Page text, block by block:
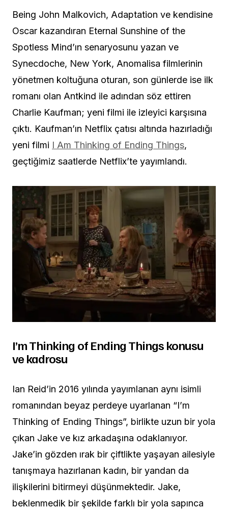
Being John Malkovich, Adaptation ve kendisine
Oscar kazandıran Eternal Sunshine of the
Spotless Mind’ın senaryosunu yazan ve
Synecdoche, New York, Anomalisa filmlerinin
yönetmen koltuğuna oturan, son günlerde ise ilk
romanı olan Antkind ile adından söz ettiren
Charlie Kaufman; yeni filmi ile izleyici karşısına
çıktı. Kaufman’ın Netflix çatısı altında hazırladığı
yeni filmi I Am Thinking of Ending Things,
geçtiğimiz saatlerde Netflix’te yayımlandı.
I’m Thinking of Ending Things konusu
ve kadrosu
Ian Reid’in 2016 yılında yayımlanan aynı isimli
romanından beyaz perdeye uyarlanan “I’m
Thinking of Ending Things”, birlikte uzun bir yola
çıkan Jake ve kız arkadaşına odaklanıyor.
Jake’in gözden ırak bir çiftlikte yaşayan ailesiyle
tanışmaya hazırlanan kadın, bir yandan da
ilişkilerini bitirmeyi düşünmektedir. Jake,
beklenmedik bir şekilde farklı bir yola sapınca